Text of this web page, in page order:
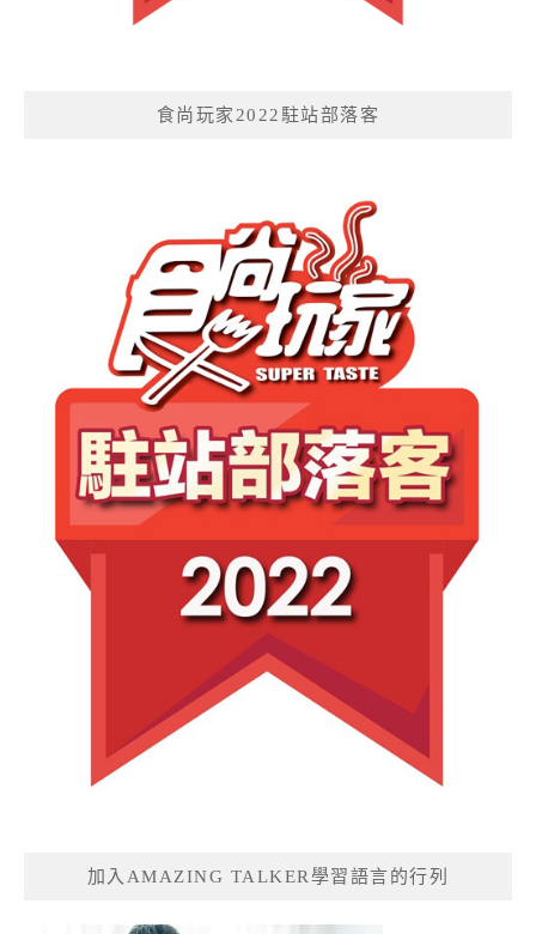
食尚玩家2022駐站部落客
加入AMAZING TALKER學習語言的行列